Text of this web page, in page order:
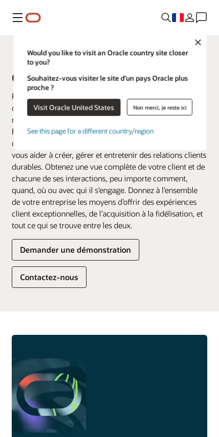
Menu
Close
Would you like to visit an Oracle country site closer
to you?
Souhaitez-vous visiter le site d’un pays Oracle plus
proche ?
Visit Oracle United States Non merci, je reste ici
See this page for a different country/region
Fusion Applications
Oracle Customer Experience (CX)
Faites en sorte que chaque interaction client compte en
connectant toutes vos données commerciales au
marketing, aux ventes et au service. Oracle Customer
Experience (CX) propose une suite d’applications
connectées qui va au-delà du CRM traditionnel pour
vous aider à créer, gérer et entretenir des relations clients
durables. Obtenez une vue complète de votre client et de
chacune de ses interactions, peu importe comment,
quand, où ou avec qui il s’engage. Donnez à l’ensemble
de votre entreprise les moyens d’offrir des expériences
client exceptionnelles, de l’acquisition à la fidélisation, et
tout ce qui se trouve entre les deux.
Demander une démonstration
Contactez-nous